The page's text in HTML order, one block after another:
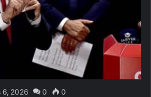
6, 2026 0 0